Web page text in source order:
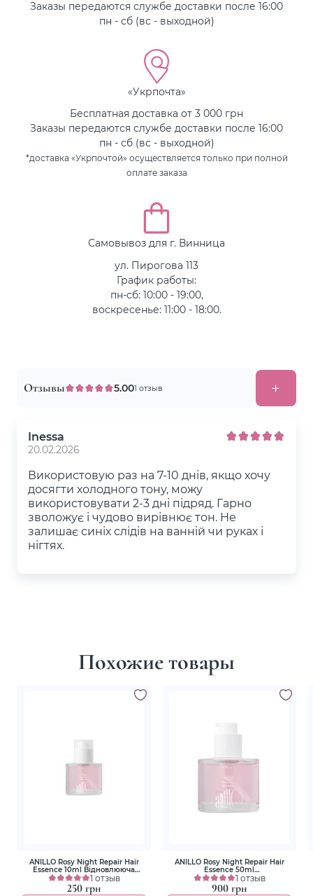
Заказы передаются службе доставки после 16:00
пн - сб (вс - выходной)
«Укрпочта»
Бесплатная доставка от 3 000 грн
Заказы передаются службе доставки после 16:00
пн - сб (вс - выходной)
*доставка «Укрпочтой» осуществляется только при полной
оплате заказа
Самовывоз для г. Винница
ул. Пирогова 113
График работы:
пн-сб: 10:00 - 19:00,
воскресенье: 11:00 - 18:00.
Отзывы 5.001 отзыв
Inessa
20.02.2026
Використовую раз на 7-10 днів, якщо хочу
досягти холодного тону, можу
використовувати 2-3 дні підряд. Гарно
зволожує і чудово вирівнює тон. Не
залишає синіх слідів на ванній чи руках і
нігтях.
Похожие товары
ANILLO Rosy Night Repair Hair
Essence 10ml Відновлююча
есенція для волосся
1 отзыв
250 грн
ANILLO Rosy Night Repair Hair
Essence 50ml
Восстанавливающая эссенция
для волос
1 отзыв
900 грн